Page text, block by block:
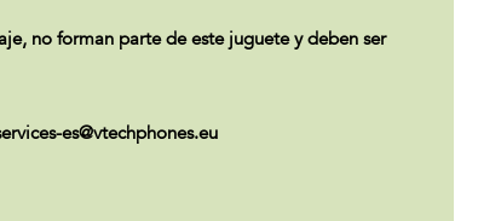
no forman parte de este juguete y deben ser
es@vtechphones.eu